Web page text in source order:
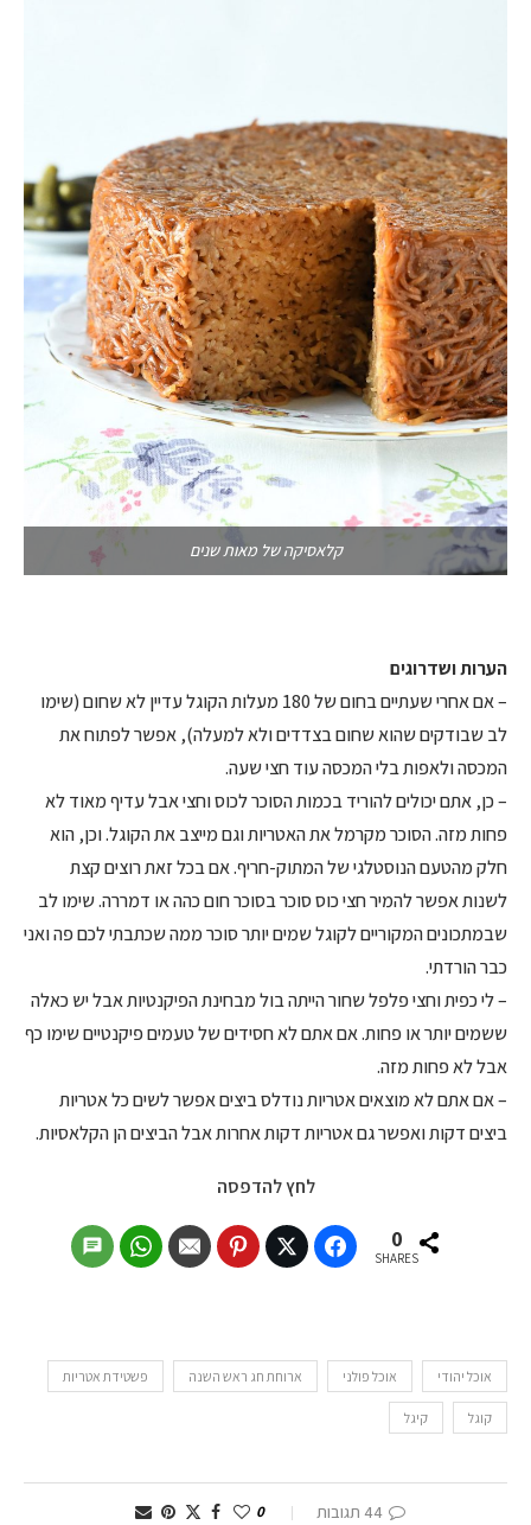
קלאסיקה של מאות שנים
הערות ושדרוגים
– אם אחרי שעתיים בחום של 180 מעלות הקוגל עדיין לא שחום (שימו
לב שבודקים שהוא שחום בצדדים ולא למעלה), אפשר לפתוח את
המכסה ולאפות בלי המכסה עוד חצי שעה.
– כן, אתם יכולים להוריד בכמות הסוכר לכוס וחצי אבל עדיף מאוד לא
פחות מזה. הסוכר מקרמל את האטריות וגם מייצב את הקוגל. וכן, הוא
חלק מהטעם הנוסטלגי של המתוק-חריף. אם בכל זאת רוצים קצת
לשנות אפשר להמיר חצי כוס סוכר בסוכר חום כהה או דמררה. שימו לב
שבמתכונים המקוריים לקוגל שמים יותר סוכר ממה שכתבתי לכם פה ואני
כבר הורדתי.
– לי כפית וחצי פלפל שחור הייתה בול מבחינת הפיקנטיות אבל יש כאלה
ששמים יותר או פחות. אם אתם לא חסידים של טעמים פיקנטיים שימו כף
אבל לא פחות מזה.
– אם אתם לא מוצאים אטריות נודלס ביצים אפשר לשים כל אטריות
ביצים דקות ואפשר גם אטריות דקות אחרות אבל הביצים הן הקלאסיות.
לחץ להדפסה
0
SHARES
אוכל יהודי אוכל פולני ארוחת חג ראש השנה פשטידת אטריות
קוגל קיגל
44 תגובות 0